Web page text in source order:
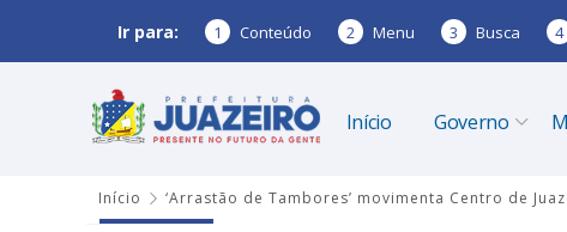
Ir para: 1 Conteúdo 2 Menu 3 Busca 4
Início Governo
Início ‘Arrastão de Tambores’ movimenta Centro de